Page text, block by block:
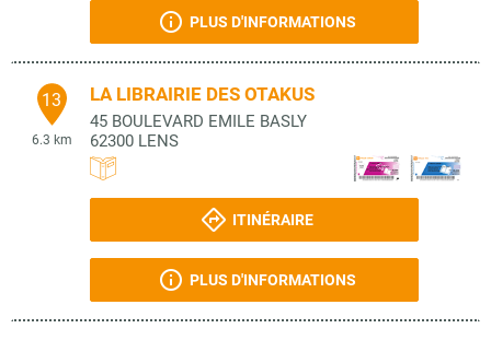
PLUS D'INFORMATIONS
13
6.3 km
LA LIBRAIRIE DES OTAKUS
45 BOULEVARD EMILE BASLY
62300 LENS
ITINÉRAIRE
PLUS D'INFORMATIONS